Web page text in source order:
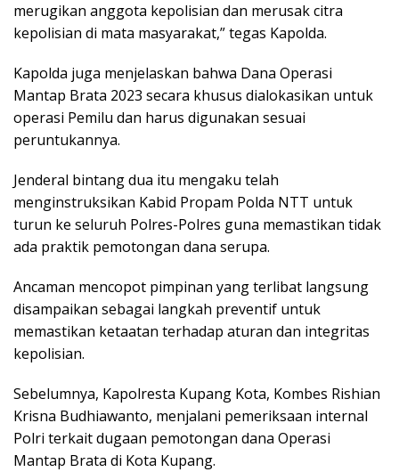
merugikan anggota kepolisian dan merusak citra
kepolisian di mata masyarakat,” tegas Kapolda.
Kapolda juga menjelaskan bahwa Dana Operasi
Mantap Brata 2023 secara khusus dialokasikan untuk
operasi Pemilu dan harus digunakan sesuai
peruntukannya.
Jenderal bintang dua itu mengaku telah
menginstruksikan Kabid Propam Polda NTT untuk
turun ke seluruh Polres-Polres guna memastikan tidak
ada praktik pemotongan dana serupa.
Ancaman mencopot pimpinan yang terlibat langsung
disampaikan sebagai langkah preventif untuk
memastikan ketaatan terhadap aturan dan integritas
kepolisian.
Sebelumnya, Kapolresta Kupang Kota, Kombes Rishian
Krisna Budhiawanto, menjalani pemeriksaan internal
Polri terkait dugaan pemotongan dana Operasi
Mantap Brata di Kota Kupang.